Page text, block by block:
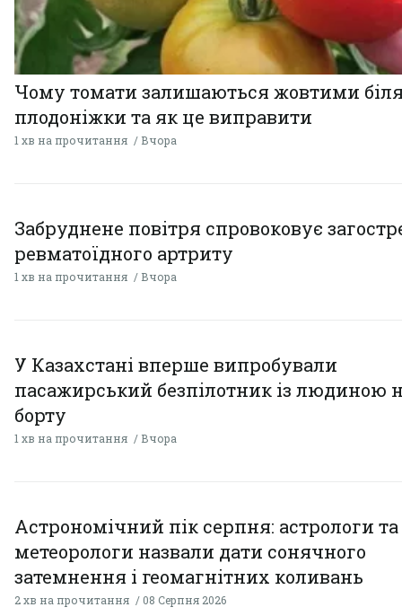
Чому томати залишаються жовтими
плодоніжки та як це виправити
1 хв на прочитання Вчора
Забруднене повітря спровоковує
ревматоїдного артриту
1 хв на прочитання Вчора
У Казахстані вперше випробували
пасажирський безпілотник із людиною
борту
1 хв на прочитання Вчора
Астрономічний пік серпня: астрологи та
метеорологи назвали дати сонячного
затемнення і геомагнітних коливань
2 хв на прочитання 08 Серпня 2026